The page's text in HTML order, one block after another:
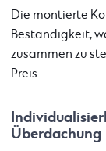
Die montierte
Beständigkeit,
zusammen zu
Preis.
Überdachung